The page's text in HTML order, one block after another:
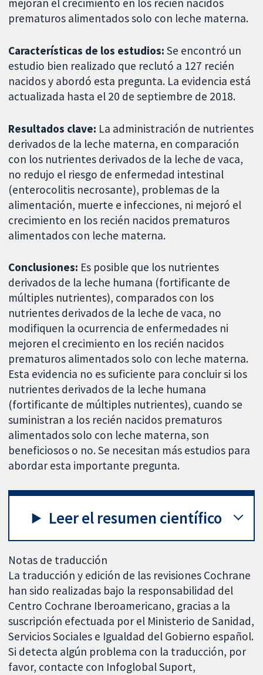
mejoran el crecimiento en los recién nacidos
prematuros alimentados solo con leche materna.
Características de los estudios:Se encontró un
estudio bien realizado que reclutó a 127 recién
nacidos y abordó esta pregunta. La evidencia está
actualizada hasta el 20 de septiembre de 2018.
Resultados clave: La administración de nutrientes
derivados de la leche materna, en comparación
con los nutrientes derivados de la leche de vaca,
no redujo el riesgo de enfermedad intestinal
(enterocolitis necrosante), problemas de la
alimentación, muerte e infecciones, ni mejoró el
crecimiento en los recién nacidos prematuros
alimentados con leche materna.
Conclusiones: Es posible que los nutrientes
derivados de la leche humana (fortificante de
múltiples nutrientes), comparados con los
nutrientes derivados de la leche de vaca, no
modifiquen la ocurrencia de enfermedades ni
mejoren el crecimiento en los recién nacidos
prematuros alimentados solo con leche materna.
Esta evidencia no es suficiente para concluir si los
nutrientes derivados de la leche humana
(fortificante de múltiples nutrientes), cuando se
suministran a los recién nacidos prematuros
alimentados solo con leche materna, son
beneficiosos o no. Se necesitan más estudios para
abordar esta importante pregunta.
Leer el resumen científico
Notas de traducción
La traducción y edición de las revisiones Cochrane
han sido realizadas bajo la responsabilidad del
Centro Cochrane Iberoamericano, gracias a la
suscripción efectuada por el Ministerio de Sanidad,
Servicios Sociales e Igualdad del Gobierno español.
Si detecta algún problema con la traducción, por
favor, contacte con Infoglobal Suport,